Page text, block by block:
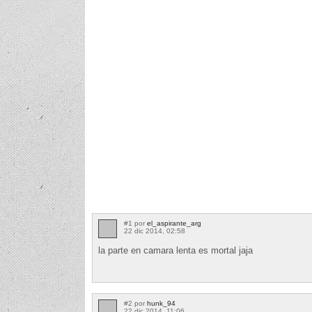
#1 por el_aspirante_arg
22 dic 2014, 02:58
la parte en camara lenta es mortal jaja
#2 por hunk_94